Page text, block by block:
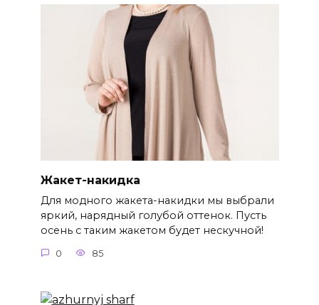
Жакет-накидка
Для модного жакета-накидки мы выбрали
яркий, нарядный голубой оттенок. Пусть
осень с таким жакетом будет нескучной!
0 85